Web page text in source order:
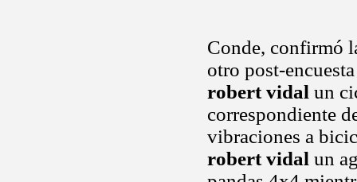
Conde, confirmó
otro post-
robert vidal un
correspondiente
vibraciones a
robert vidal un